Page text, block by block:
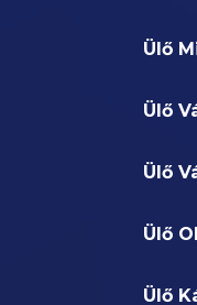
Ülő
Ülő
Ülő
Ülő
Ülő